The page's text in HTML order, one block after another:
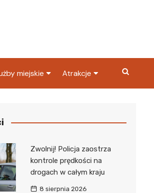
miejskie Atrakcje
Zwolnij! Policja zaostrza
kontrole prędkości na
drogach w całym kraju
8 sierpnia 2026